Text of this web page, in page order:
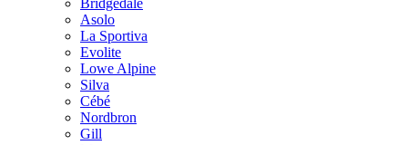
Bridgedale
Asolo
La Sportiva
Evolite
Lowe Alpine
Silva
Cébé
Nordbron
Gill